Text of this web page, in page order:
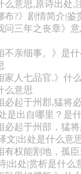
么意思,原诗出处,
布?》剧情简介|
问三年之丧章》
不亲细事。》是
家人七品官.》什
么意思
必起于州郡,猛将
是出自哪里？是
必起于州部，猛
文|出处是什么意
有权能割地，孤
|出处|赏析是什么